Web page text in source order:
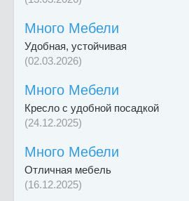
Много Мебели
Удобная, устойчивая
(02.03.2026)
Много Мебели
Кресло с удобной посадкой
(24.12.2025)
Много Мебели
Отличная мебель
(16.12.2025)